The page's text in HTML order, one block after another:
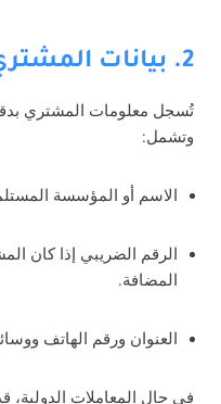
2. بيانات المشتري
تُسجل معلومات المشتري
وتشمل:
الاسم أو المؤسسة
الرقم الضريبي إذا كان
المضافة.
العنوان ورقم الهاتف
في حال المعاملات